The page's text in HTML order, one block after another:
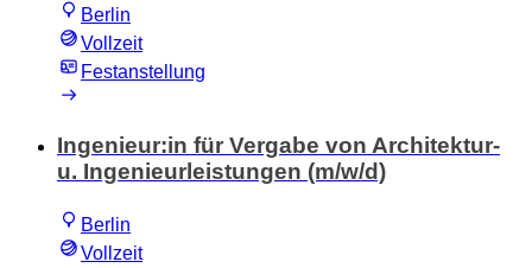
Berlin
Vollzeit
Festanstellung
Ingenieur:in für Vergabe von Architektur-
u. Ingenieurleistungen (m/w/d)
Berlin
Vollzeit